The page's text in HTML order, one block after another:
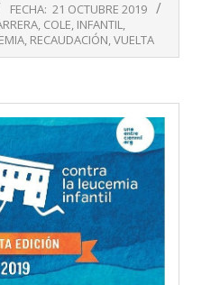
FECHA: 21 OCTUBRE 2019
, COLE, INFANTIL,
, RECAUDACIÓN,VUELTA